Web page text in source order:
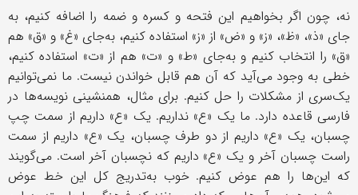
نه، چون اگر بخواهیم این فتحه و کسره و ضمه را اضافه کنیم، به
جای «ذ»، «ظ»، «ز» و «ض» از «ز» استفاده کنیم، به‌جای «غ» و «ق» هم
«ق» را انتخاب کنیم و به‌جای «ط» و «ت» هم از «ت» استفاده کنیم،
خطی به وجود می‌آید که آن هم قابل خواندن نیست. ما نمی‌توانیم
یک‌سری از مشکلات را حل کنیم. برای مثال، همنشینی‌ نویسه‌ها در
فارسی قاعده دارد. ما یک «ع» نداریم. یک «ع» داریم از سمت چپ
چسبان، یک «ع» داریم از دو طرف چسبان، یک «ع» داریم از سمت
راست چسبان آخر و یک «ع» داریم که نچسبان آخر است. می‌گویند
که این‌ها را هم عوض کنیم. خوب به‌تدریج کل این خط عوض